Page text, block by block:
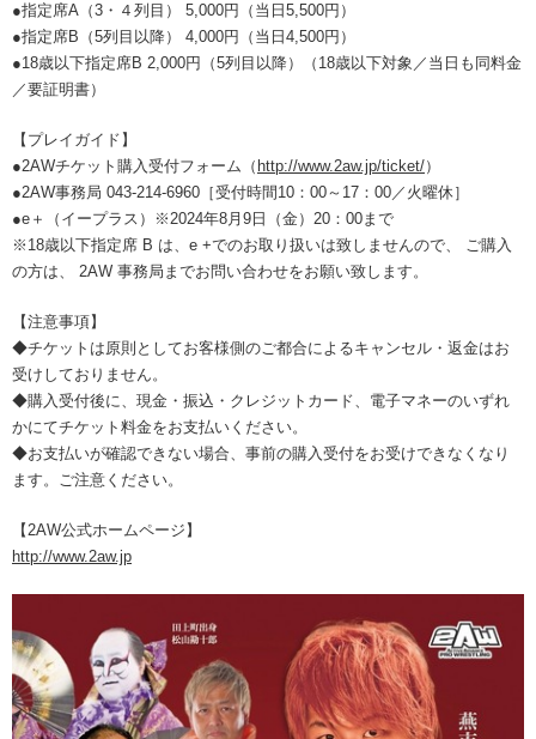
●指定席A（3・４列目） 5,000円（当日5,500円）
●指定席B（5列目以降） 4,000円（当日4,500円）
●18歳以下指定席B 2,000円（5列目以降）（18歳以下対象／当日も同料金
／要証明書）
【プレイガイド】
●2AWチケット購入受付フォーム（ http://www.2aw.jp/ticket/）
●2AW事務局 043-214-6960［受付時間10：00～17：00／火曜休］
●e＋（イープラス）※2024年8月9日（金）20：00まで
※18歳以下指定席 B は、e +でのお取り扱いは致しませんので、 ご購入
の方は、 2AW 事務局までお問い合わせをお願い致します。
【注意事項】
◆チケットは原則としてお客様側のご都合によるキャンセル・返金はお
受けしておりません。
◆購入受付後に、現金・振込・クレジットカード、電子マネーのいずれ
かにてチケット料金をお支払いください。
◆お支払いが確認できない場合、事前の購入受付をお受けできなくなり
ます。ご注意ください。
【2AW公式ホームページ】
http://www.2aw.jp